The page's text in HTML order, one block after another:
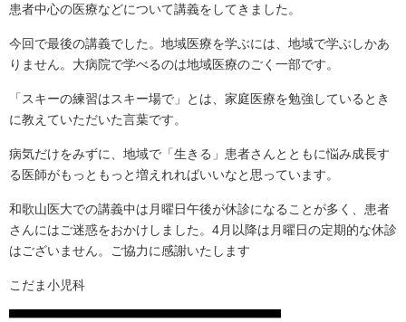
患者中心の医療などについて講義をしてきました。
今回で最後の講義でした。地域医療を学ぶには、地域で学ぶしかあ
りません。大病院で学べるのは地域医療のごく一部です。
「スキーの練習はスキー場で」とは、家庭医療を勉強しているとき
に教えていただいた言葉です。
病気だけをみずに、地域で「生きる」患者さんとともに悩み成長す
る医師がもっともっと増えれればいいなと思っています。
和歌山医大での講義中は月曜日午後が休診になることが多く、患者
さんにはご迷惑をおかけしました。4月以降は月曜日の定期的な休診
はございません。ご協力に感謝いたします
こだま小児科